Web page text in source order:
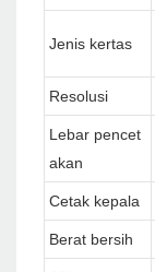
Jenis kertas
Resolusi
Lebar pencet
akan
Cetak kepala
Berat bersih